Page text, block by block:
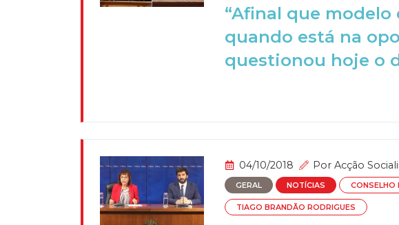
“Afinal que
quando está na
questionou hoje o
04/10/2018 Por Acção
GERAL NOTÍCIAS CONSELHO
TIAGO BRANDÃO RODRIGUES